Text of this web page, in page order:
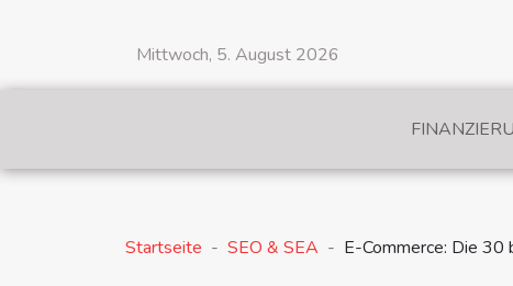
Mittwoch, 5. August 2026
Startseite SEO & SEA E-Commerce: Die 30